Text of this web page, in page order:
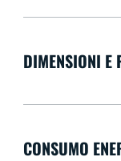
DIMENSIONI E
CONSUMO